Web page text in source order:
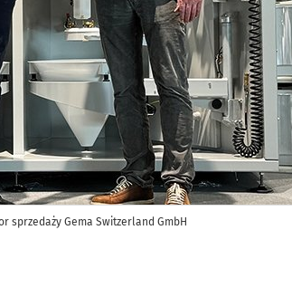
sprzedaży Gema Switzerland GmbH